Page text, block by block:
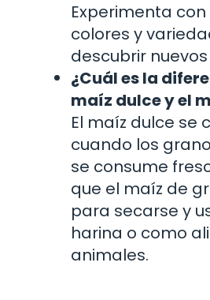
Experimenta
colores y
descubrir
¿Cuál es la
maíz dulce y el
El maíz dulce se
cuando los
se consume
que el maíz de
para secarse y
harina o como
animales.